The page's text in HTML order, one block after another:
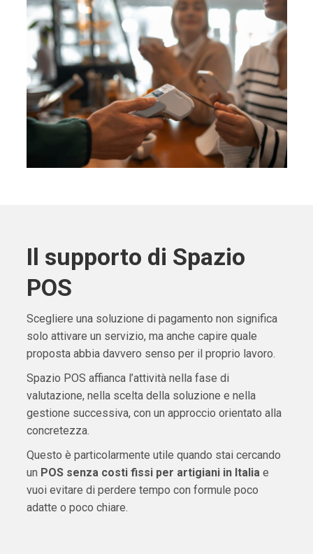
Il supporto di Spazio
POS
Scegliere una soluzione di pagamento non significa
solo attivare un servizio, ma anche capire quale
proposta abbia davvero senso per il proprio lavoro.
Spazio POS affianca l’attività nella fase di
valutazione, nella scelta della soluzione e nella
gestione successiva, con un approccio orientato alla
concretezza.
Questo è particolarmente utile quando stai cercando
un POS senza costi fissi per artigiani in Italiae
vuoi evitare di perdere tempo con formule poco
adatte o poco chiare.